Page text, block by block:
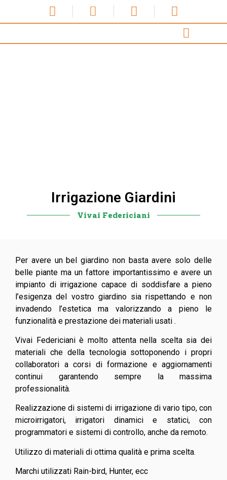
Irrigazione Giardini
Vivai Federiciani
Per avere un bel giardino non basta avere solo delle
belle piante ma un fattore importantissimo e avere un
impianto di irrigazione capace di soddisfare a pieno
l’esigenza del vostro giardino sia rispettando e non
invadendo l’estetica ma valorizzando a pieno le
funzionalità e prestazione dei materiali usati .
Vivai Federiciani è molto attenta nella scelta sia dei
materiali che della tecnologia sottoponendo i propri
collaboratori a corsi di formazione e aggiornamenti
continui garantendo sempre la massima
professionalità.
Realizzazione di sistemi di irrigazione di vario tipo, con
microirrigatori, irrigatori dinamici e statici, con
programmatori e sistemi di controllo, anche da remoto.
Utilizzo di materiali di ottima qualità e prima scelta.
Marchi utilizzati Rain-bird, Hunter, ecc